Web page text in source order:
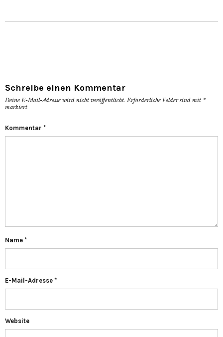
Schreibe einen Kommentar
Deine E-Mail-Adresse wird nicht veröffentlicht. Erforderliche Felder sind mit *
markiert
Kommentar *
Name *
E-Mail-Adresse *
Website